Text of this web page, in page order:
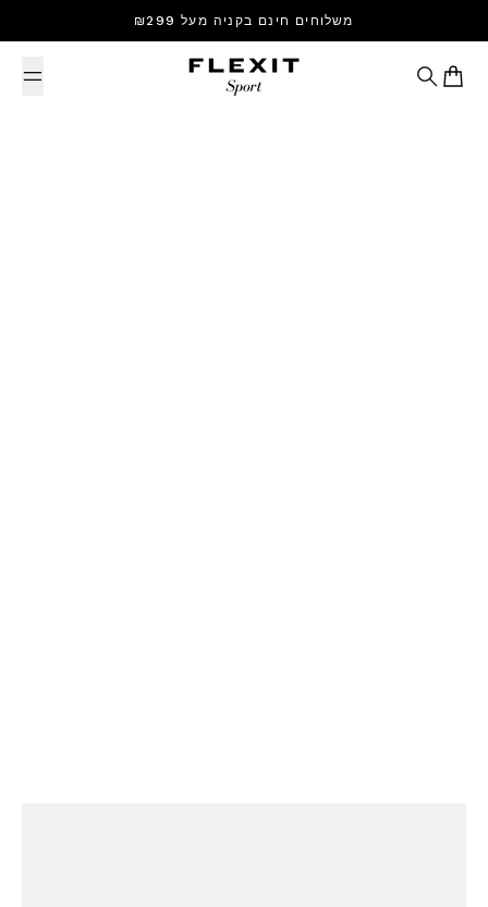
Skip to content משלוחים חינם בקניה מעל ₪299
Search
Cart